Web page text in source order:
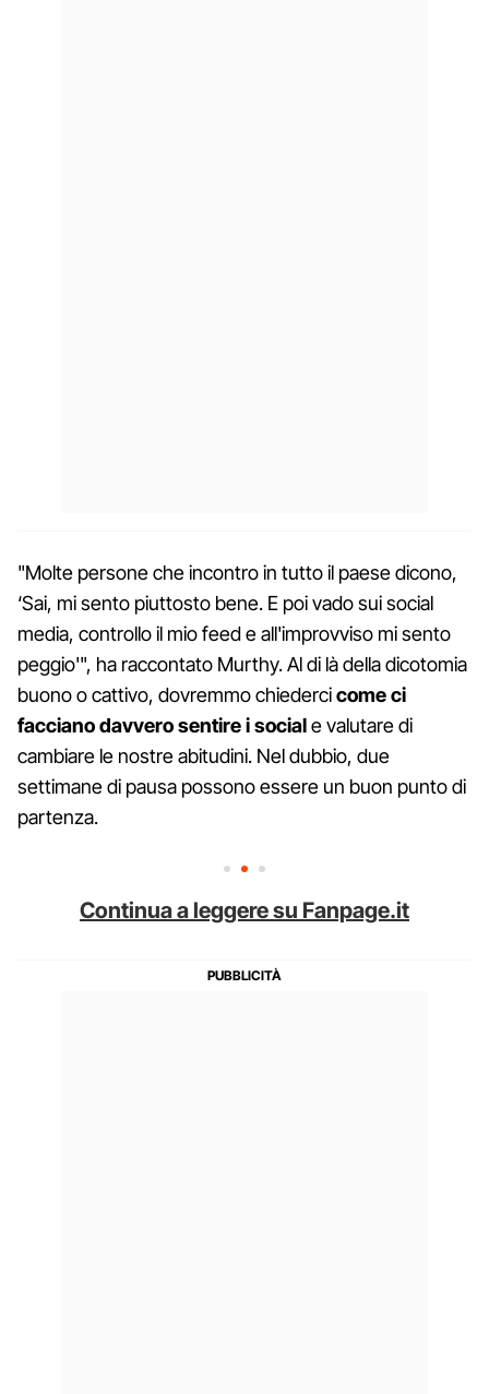
"Molte persone che incontro in tutto il paese dicono,
‘Sai, mi sento piuttosto bene. E poi vado sui social
media, controllo il mio feed e all'improvviso mi sento
peggio'", ha raccontato Murthy. Al di là della dicotomia
buono o cattivo, dovremmo chiedercicome ci
facciano davvero sentire i sociale valutare di
cambiare le nostre abitudini. Nel dubbio, due
settimane di pausa possono essere un buon punto di
partenza.
Continua a leggere su Fanpage.it